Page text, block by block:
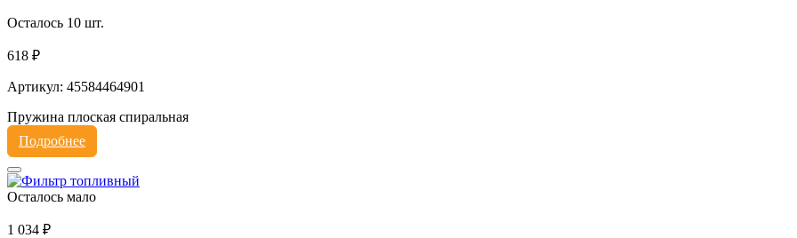
Осталось 10 шт.
618 ₽
Артикул: 45584464901
Пружина плоская спиральная
Подробнее
Осталось мало
1 034 ₽